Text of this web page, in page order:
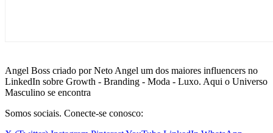
Angel Boss criado por Neto Angel um dos maiores influencers no
LinkedIn sobre Growth - Branding - Moda - Luxo. Aqui o Universo
Masculino se encontra
Somos sociais. Conecte-se conosco: